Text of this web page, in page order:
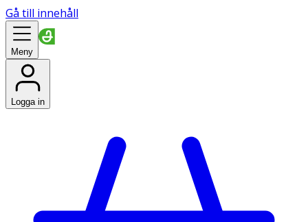
Gå till innehåll
Meny
Logga in